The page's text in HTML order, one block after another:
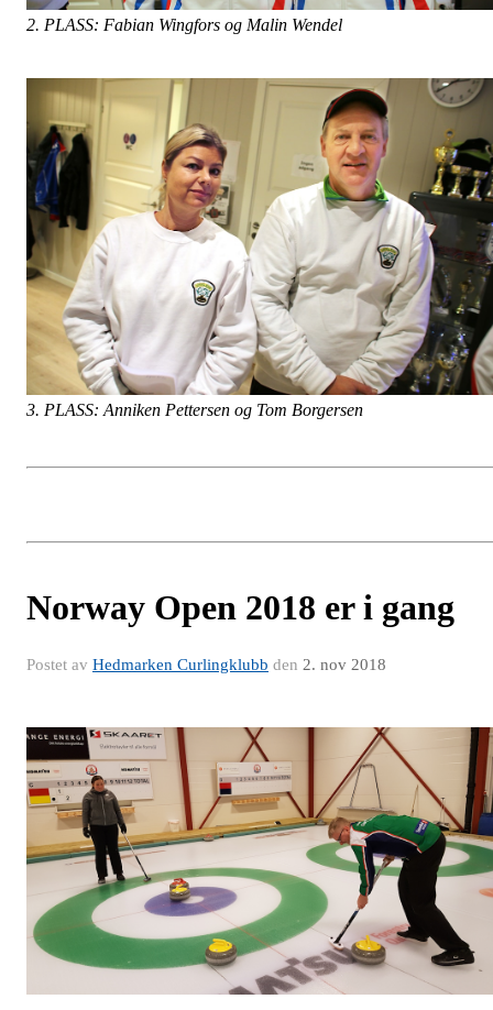
2. PLASS: Fabian Wingfors og Malin Wendel
3. PLASS: Anniken Pettersen og Tom Borgersen
Norway Open 2018 er i gang
Postet av Hedmarken Curlingklubb den 2. nov 2018